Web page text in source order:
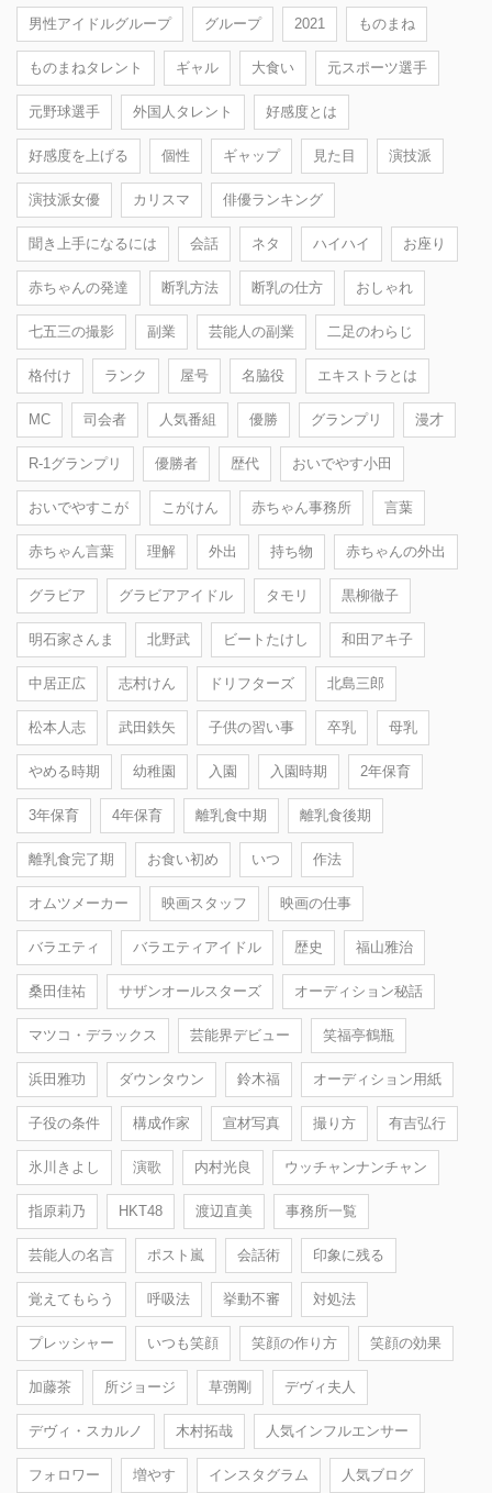
男性アイドルグループ グループ 2021 ものまね
ものまねタレント ギャル 大食い 元スポーツ選手
元野球選手 外国人タレント 好感度とは
好感度を上げる 個性 ギャップ 見た目 演技派
演技派女優 カリスマ 俳優ランキング
聞き上手になるには 会話 ネタ ハイハイ お座り
赤ちゃんの発達 断乳方法 断乳の仕方 おしゃれ
七五三の撮影 副業 芸能人の副業 二足のわらじ
格付け ランク 屋号 名脇役 エキストラとは
MC 司会者 人気番組 優勝 グランプリ 漫才
R-1グランプリ 優勝者 歴代 おいでやす小田
おいでやすこが こがけん 赤ちゃん事務所 言葉
赤ちゃん言葉 理解 外出 持ち物 赤ちゃんの外出
グラビア グラビアアイドル タモリ 黒柳徹子
明石家さんま 北野武 ビートたけし 和田アキ子
中居正広 志村けん ドリフターズ 北島三郎
松本人志 武田鉄矢 子供の習い事 卒乳 母乳
やめる時期 幼稚園 入園 入園時期 2年保育
3年保育 4年保育 離乳食中期 離乳食後期
離乳食完了期 お食い初め いつ 作法
オムツメーカー 映画スタッフ 映画の仕事
バラエティ バラエティアイドル 歴史 福山雅治
桑田佳祐 サザンオールスターズ オーディション秘話
マツコ・デラックス 芸能界デビュー 笑福亭鶴瓶
浜田雅功 ダウンタウン 鈴木福 オーディション用紙
子役の条件 構成作家 宣材写真 撮り方 有吉弘行
氷川きよし 演歌 内村光良 ウッチャンナンチャン
指原莉乃 HKT48 渡辺直美 事務所一覧
芸能人の名言 ポスト嵐 会話術 印象に残る
覚えてもらう 呼吸法 挙動不審 対処法
プレッシャー いつも笑顔 笑顔の作り方 笑顔の効果
加藤茶 所ジョージ 草彅剛 デヴィ夫人
デヴィ・スカルノ 木村拓哉 人気インフルエンサー
フォロワー 増やす インスタグラム 人気ブログ